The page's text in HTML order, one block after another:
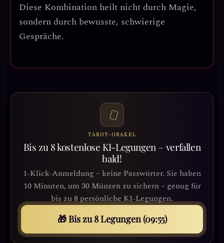
Diese Kombination heilt nicht durch Magie,
sondern durch bewusste, schwierige
Gespräche.
TAROT-ORAKEL
Bis zu 8 kostenlose KI-Legungen – verfallen
bald!
1-Klick-Anmeldung – keine Passwörter. Sie haben
10 Minuten, um 30 Münzen zu sichern – genug für
bis zu 8 persönliche KI-Legungen.
🎁 Bis zu 8 Legungen (09:53)